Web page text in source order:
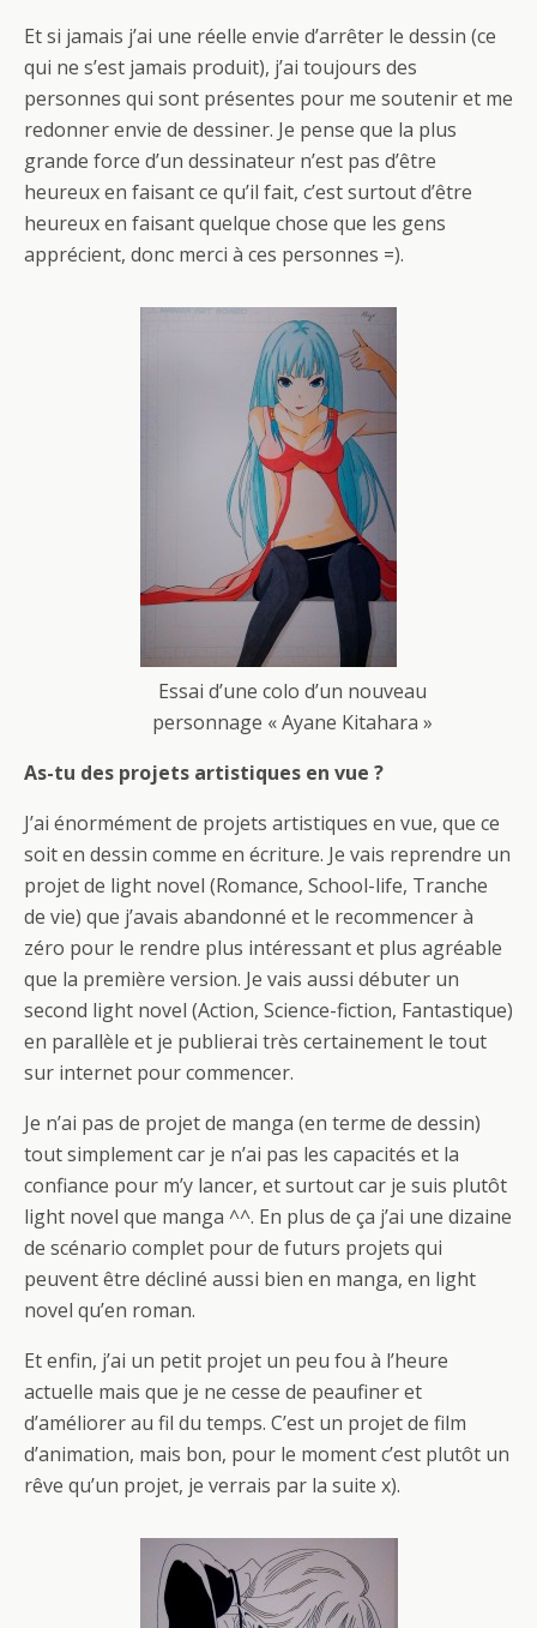
Et si jamais j’ai une réelle envie d’arrêter le dessin (ce
qui ne s’est jamais produit), j’ai toujours des
personnes qui sont présentes pour me soutenir et me
redonner envie de dessiner. Je pense que la plus
grande force d’un dessinateur n’est pas d’être
heureux en faisant ce qu’il fait, c’est surtout d’être
heureux en faisant quelque chose que les gens
apprécient, donc merci à ces personnes =).
Essai d’une colo d’un nouveau
personnage « Ayane Kitahara »
As-tu des projets artistiques en vue ?
J’ai énormément de projets artistiques en vue, que ce
soit en dessin comme en écriture. Je vais reprendre un
projet de light novel (Romance, School-life, Tranche
de vie) que j’avais abandonné et le recommencer à
zéro pour le rendre plus intéressant et plus agréable
que la première version. Je vais aussi débuter un
second light novel (Action, Science-fiction, Fantastique)
en parallèle et je publierai très certainement le tout
sur internet pour commencer.
Je n’ai pas de projet de manga (en terme de dessin)
tout simplement car je n’ai pas les capacités et la
confiance pour m’y lancer, et surtout car je suis plutôt
light novel que manga ^^. En plus de ça j’ai une dizaine
de scénario complet pour de futurs projets qui
peuvent être décliné aussi bien en manga, en light
novel qu’en roman.
Et enfin, j’ai un petit projet un peu fou à l’heure
actuelle mais que je ne cesse de peaufiner et
d’améliorer au fil du temps. C’est un projet de film
d’animation, mais bon, pour le moment c’est plutôt un
rêve qu’un projet, je verrais par la suite x).